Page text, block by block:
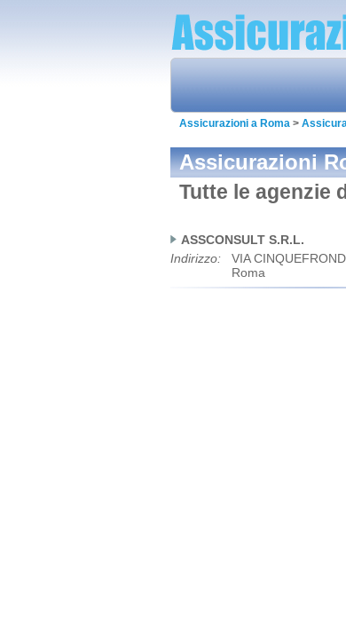
Assicurazioni a Roma >
Assicurazioni
Tutte le agenzie
ASSCONSULT S.R.L.
Indirizzo:
VIA
Roma